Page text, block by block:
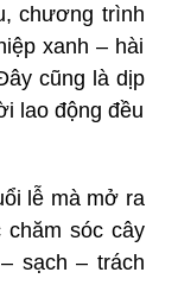
chương trình
xanh – hài
cũng là dịp
lao động đều
lễ mà mở ra
sóc cây
sạch – trách